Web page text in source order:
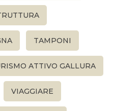
TAMPONI
ATTIVO GALLURA
VIAGGIARE